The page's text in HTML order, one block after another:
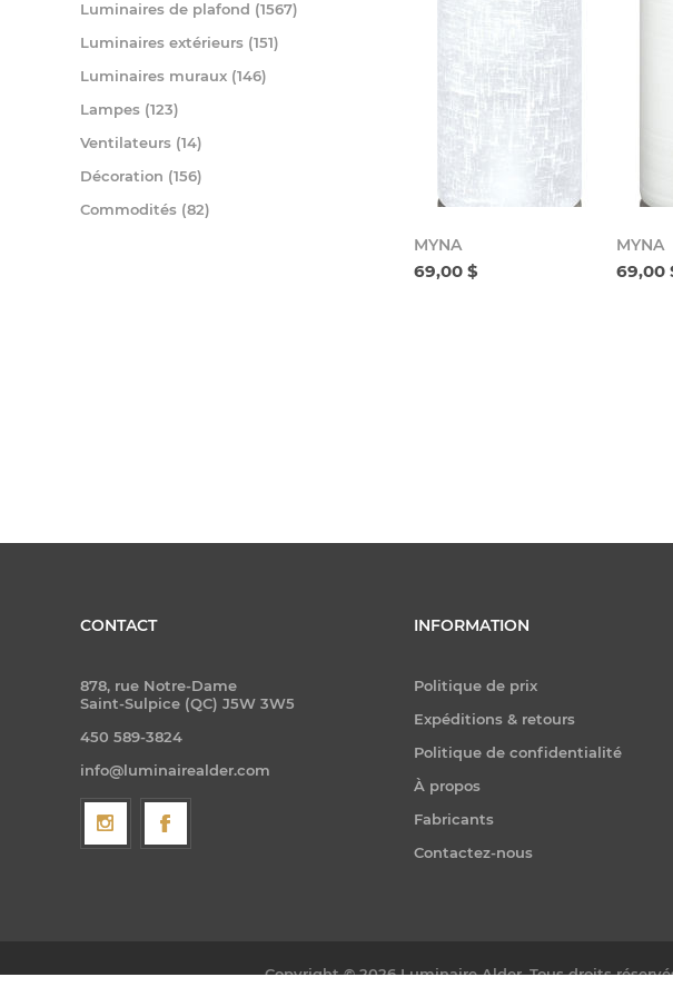
MYNA
69,00 $
MYNA
69,00
Luminaires de plafond (1567)
Luminaires extérieurs (151)
Luminaires muraux (146)
Lampes (123)
Ventilateurs (14)
Décoration (156)
Commodités (82)
CONTACT
878, rue Notre-Dame
Saint-Sulpice (QC) J5W 3W5
450 589-3824
info@luminairealder.com
INFORMATION
Politique de prix
Expéditions & retours
Politique de confidentialité
À propos
Fabricants
Contactez-nous
Copyright © 2026 Luminaire Alder. Tous droits